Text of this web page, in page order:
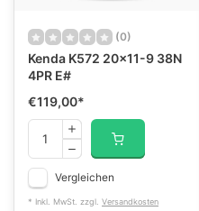
(0)
Kenda K572 20x11-9 38N
4PR E#
€119,00*
Vergleichen
* Inkl. MwSt. zzgl. Versandkosten